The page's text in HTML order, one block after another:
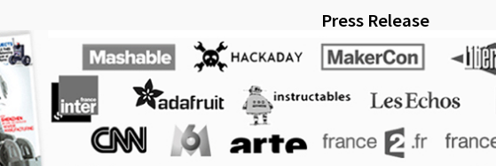
Press Release